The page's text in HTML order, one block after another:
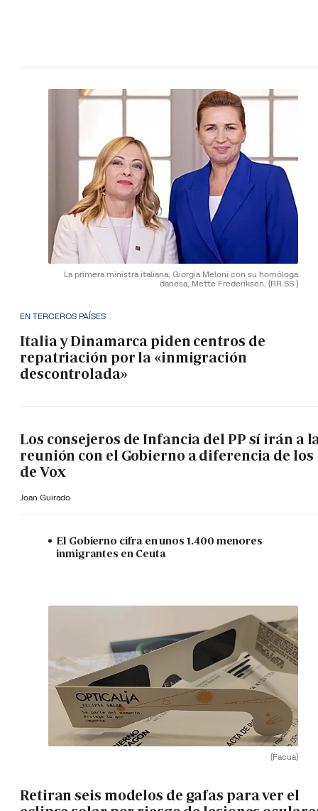
La primera ministra italiana, Giorgia Meloni con su homóloga
danesa, Mette Frederiksen. (RR.SS.)
EN TERCEROS PAÍSES
Italia y Dinamarca piden centros de
repatriación por la «inmigración
descontrolada»
Los consejeros de Infancia del PP sí irán a
reunión con el Gobierno a diferencia de los
de Vox
Joan Guirado
El Gobierno cifra en unos 1.400 menores
inmigrantes en Ceuta
(Facua)
Retiran seis modelos de gafas para ver el